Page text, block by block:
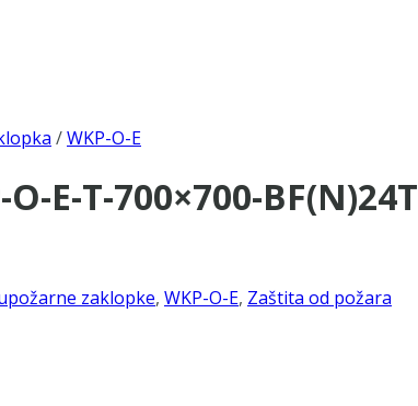
/WKP-O-E
E-T-700×700-BF(N)24T
zaklopke, WKP-O-E, Zaštita od požara